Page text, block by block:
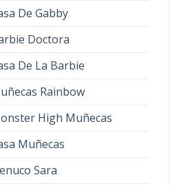
De Gabby
Doctora
De La Barbie
Rainbow
High Muñecas
Muñecas
Sara